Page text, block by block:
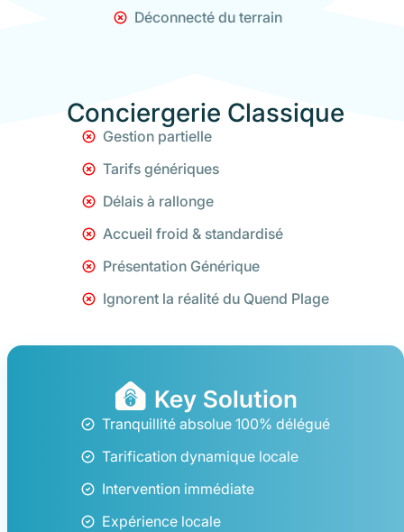
Déconnecté du terrain
Conciergerie Classique
Gestion partielle
Tarifs génériques
Délais à rallonge
Accueil froid & standardisé
Présentation Générique
Ignorent la réalité du Quend Plage
Tranquillité absolue 100% délégué
Tarification dynamique locale
Intervention immédiate
Expérience locale